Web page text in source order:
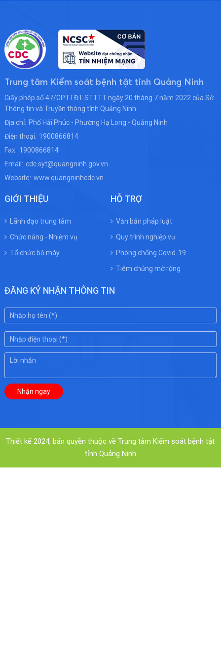
Trung tâm Kiểm soát bệnh tật tỉnh Quảng Ninh
Giấy phép số 47/GPTTĐT-STTTT ngày 20 tháng 7 năm 2022 của Sở
Thông tin và Truyền thông tỉnh Quảng Ninh
Địa chỉ: Phố Hải Phúc - Phường Hạ Long - Quảng Ninh
Điện thoại: 1900866814
Fax: 1900866814
Email: cdc.syt@quangninh.gov.vn
Website: www.quangninhcdc.vn
GIỚI THIỆU
Lãnh đạo trung tâm
Chức năng - Nhiệm vụ
Tổ chức bộ máy
HỖ TRỢ
Văn bản pháp luật
Quy trình nghiệp vụ
Phòng chống Covid-19
Tiêm chủng mở rộng
ĐĂNG KÝ NHẬN THÔNG TIN
Thiết kế 2024, bản quyền thuộc về Trung tâm Kiểm soát bệnh tật
tỉnh Quảng Ninh